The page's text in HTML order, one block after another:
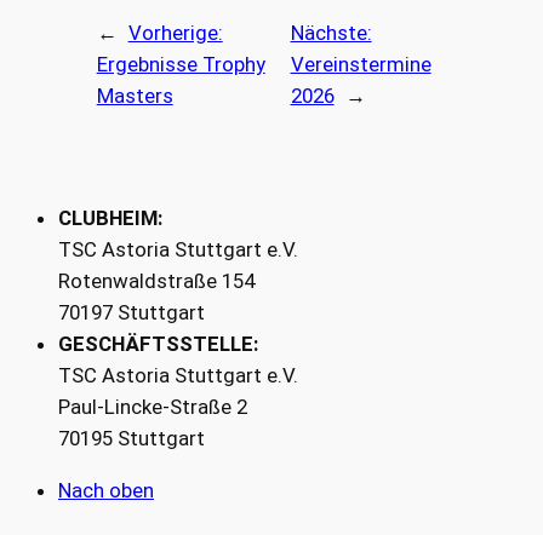
← Vorherige:
Ergebnisse Trophy
Masters
Nächste:
Vereinstermine
2026
→
CLUBHEIM:
TSC Astoria Stuttgart e.V.
Rotenwaldstraße 154
70197 Stuttgart
GESCHÄFTSSTELLE:
TSC Astoria Stuttgart e.V.
Paul-Lincke-Straße 2
70195 Stuttgart
Nach oben